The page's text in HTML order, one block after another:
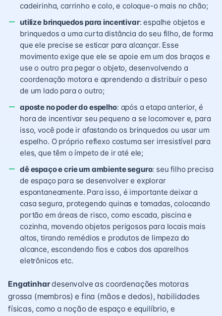
cadeirinha, carrinho e colo, e coloque-o mais no chão;
utilize brinquedos para incentivar: espalhe objetos e
brinquedos a uma curta distância do seu filho, de forma
que ele precise se esticar para alcançar. Esse
movimento exige que ele se apoie em um dos braços e
use o outro pra pegar o objeto, desenvolvendo a
coordenação motora e aprendendo a distribuir o peso
de um lado para o outro;
aposte no poder do espelho: após a etapa anterior, é
hora de incentivar seu pequeno a se locomover e, para
isso, você pode ir afastando os brinquedos ou usar um
espelho. O próprio reflexo costuma ser irresistível para
eles, que têm o ímpeto de ir até ele;
dê espaço e crie um ambiente seguro: seu filho precisa
de espaço para se desenvolver e explorar
espontaneamente. Para isso, é importante deixar a
casa segura, protegendo quinas e tomadas, colocando
portão em áreas de risco, como escada, piscina e
cozinha, movendo objetos perigosos para locais mais
altos, tirando remédios e produtos de limpeza do
alcance, escondendo fios e cabos dos aparelhos
eletrônicos etc.
Engatinhardesenvolve as coordenações motoras
grossa (membros) e fina (mãos e dedos), habilidades
físicas, como a noção de espaço e equilíbrio, e